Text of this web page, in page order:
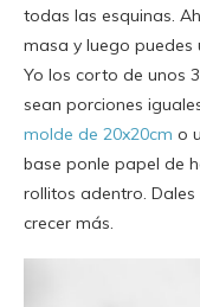
todas las esquinas.
masa y luego puedes
Yo los corto de unos
sean porciones
molde de 20x20cm o
base ponle papel de
rollitos adentro.
crecer más.